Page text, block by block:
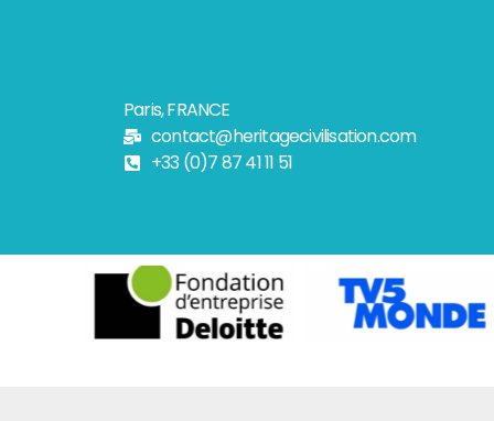
Paris, FRANCE
contact@heritagecivilisation.com
+33 (0)7 87 41 11 51